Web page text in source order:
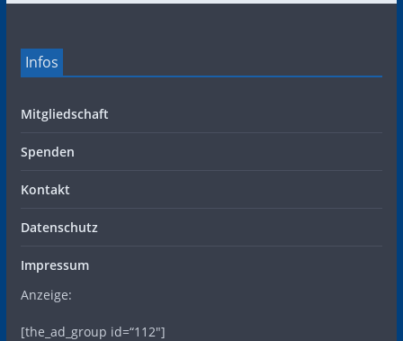
Infos
Mitgliedschaft
Spenden
Kontakt
Datenschutz
Impressum
Anzeige:
[the_ad_group id=“112″]